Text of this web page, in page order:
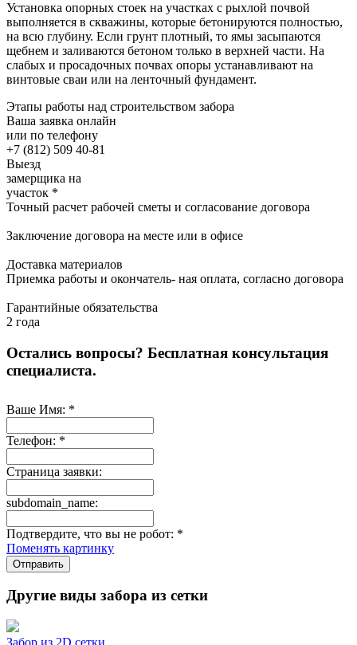
Установка опорных стоек на участках с рыхлой почвой
выполняется в скважины, которые бетонируются полностью,
на всю глубину. Если грунт плотный, то ямы засыпаются
щебнем и заливаются бетоном только в верхней части. На
слабых и просадочных почвах опоры устанавливают на
винтовые сваи или на ленточный фундамент.
Этапы работы над строительством забора
Ваша заявка онлайн
или по телефону
+7 (812) 509 40-81
Выезд
замерщика на
участок *
Точный расчет рабочей сметы и согласование договора
Заключение договора на месте или в офисе
Доставка материалов
Приемка работы и окончатель- ная оплата, согласно договора
Гарантийные обязательства
2 года
Остались вопросы? Бесплатная консультация
специалиста.
Ваше Имя: *
Телефон: *
Страница заявки:
subdomain_name:
Подтвердите, что вы не робот: *
Поменять картинку
Отправить
Другие виды забора из сетки
Забор из 2D сетки